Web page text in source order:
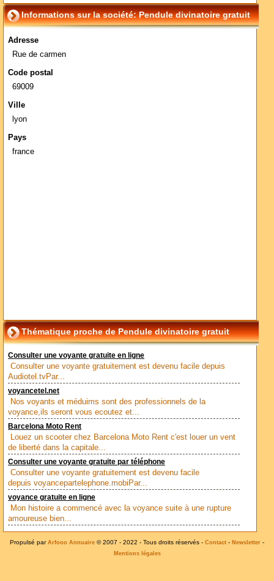
Informations sur la société: Pendule divinatoire gratuit
Adresse
Rue de carmen
Code postal
69009
Ville
lyon
Pays
france
Thématique proche de Pendule divinatoire gratuit
Consulter une voyante gratuite en ligne
Consulter une voyante gratuitement est devenu facile depuis
Audiotel.tvPar...
voyancetel.net
Nos voyants et méduims sont des professionnels de la
voyance,ils seront vous ecoutez et...
Barcelona Moto Rent
Louez un scooter chez Barcelona Moto Rent c'est louer un vent
de liberté dans la capitale...
Consulter une voyante gratuite par téléphone
Consulter une voyante gratuitement est devenu facile
depuis voyancepartelephone.mobiPar...
voyance gratuite en ligne
Mon histoire a commencé avec la voyance suite à une rupture
amoureuse bien...
Propulsé par Arfooo Annuaire © 2007 - 2022 - Tous droits réservés - Contact - Newsletter -
Mentions légales